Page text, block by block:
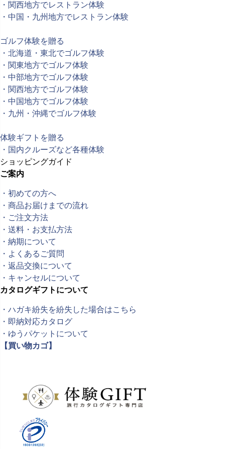
・関西地方でレストラン体験
・中国・九州地方でレストラン体験
ゴルフ体験を贈る
・北海道・東北でゴルフ体験
・関東地方でゴルフ体験
・中部地方でゴルフ体験
・関西地方でゴルフ体験
・中国地方でゴルフ体験
・九州・沖縄でゴルフ体験
体験ギフトを贈る
・国内クルーズなど各種体験
ショッピングガイド
ご案内
・初めての方へ
・商品お届けまでの流れ
・ご注文方法
・送料・お支払方法
・納期について
・よくあるご質問
・返品交換について
・キャンセルについて
カタログギフトについて
・ハガキ紛失を紛失した場合はこちら
・即納対応カタログ
・ゆうパケットについて
【買い物カゴ】